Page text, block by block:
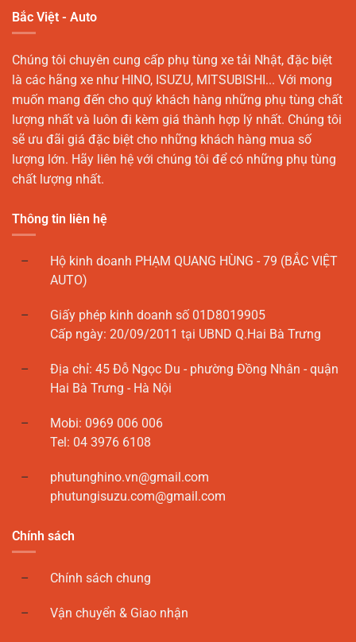
Bắc Việt - Auto
Chúng tôi chuyên cung cấp phụ tùng xe tải Nhật, đặc biệt
là các hãng xe như HINO, ISUZU, MITSUBISHI... Với mong
muốn mang đến cho quý khách hàng những phụ tùng chất
lượng nhất và luôn đi kèm giá thành hợp lý nhất. Chúng tôi
sẽ ưu đãi giá đặc biệt cho những khách hàng mua số
lượng lớn. Hãy liên hệ với chúng tôi để có những phụ tùng
chất lượng nhất.
Thông tin liên hệ
Hộ kinh doanh PHẠM QUANG HÙNG - 79 (BẮC VIỆT
AUTO)
Giấy phép kinh doanh số 01D8019905
Cấp ngày: 20/09/2011 tại UBND Q.Hai Bà Trưng
Địa chỉ: 45 Đỗ Ngọc Du - phường Đồng Nhân - quận
Hai Bà Trưng - Hà Nội
Mobi: 0969 006 006
Tel: 04 3976 6108
phutunghino.vn@gmail.com
phutungisuzu.com@gmail.com
Chính sách
Chính sách chung
Vận chuyển & Giao nhận